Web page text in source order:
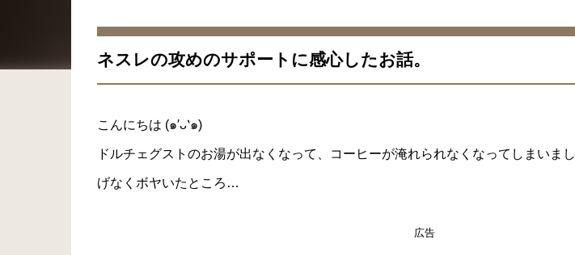
ネスレの攻めのサポートに感心したお話。
こんにちは (๑′ᴗ‵๑)
ドルチェグストのお湯が出なくなって、コーヒーが淹れられなくなってしまいま
げなくボヤいたところ…
広告